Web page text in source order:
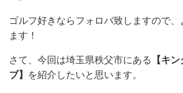
ゴルフ好きならフォロバ致しますので、
ます！
さて、今回は埼玉県秩父市にある
【キ
ブ】
を紹介したいと思います。